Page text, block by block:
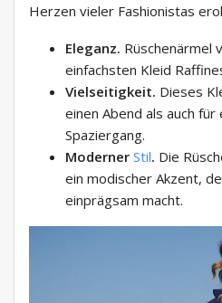
Herzen vieler Fashionistas
Eleganz. Rüschenärmel
einfachsten Kleid
Vielseitigkeit. Dieses
einen Abend als auch für
Spaziergang.
Moderner Stil. Die
ein modischer Akzent,
einprägsam macht.